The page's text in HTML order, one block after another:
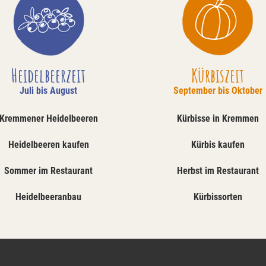
Heidelbeerzeit
Juli bis August
Heidelbeeren
Heidelbeeren kaufen
Sommer im Restaurant
Heidelbeeranbau
Kürbiszeit
September bis Oktober
Kürbisse in Kremmen
Kürbis kaufen
Herbst im Restaurant
Kürbissorten